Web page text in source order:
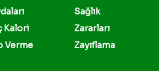
Kalori
Verme
Sağlık
Zararları
Zayıflama